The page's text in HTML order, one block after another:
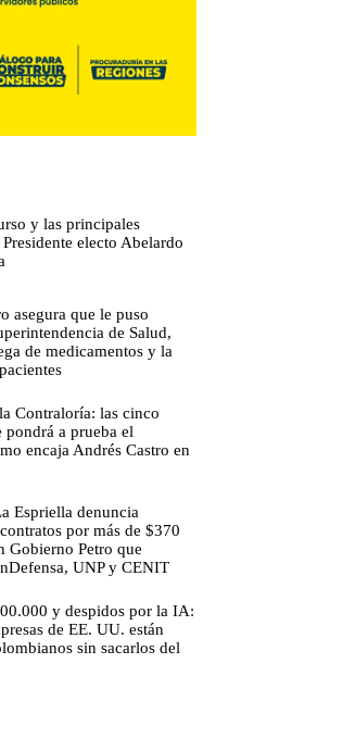
y las principales
electo Abelardo
asegura que le puso
de Salud,
de medicamentos y la
Contraloría: las cinco
pondrá a prueba el
encaja Andrés Castro en
Espriella denuncia
por más de $370
Gobierno Petro que
UNP y CENIT
y despidos por la IA:
de EE. UU. están
sin sacarlos del